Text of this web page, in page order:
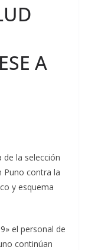
A
de la selección
Puno contra la
y esquema
el personal de
continúan